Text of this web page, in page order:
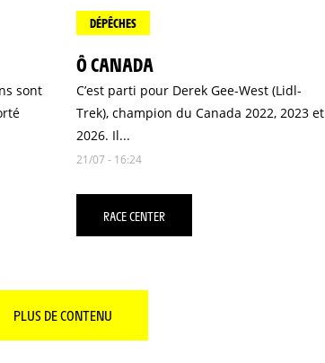
sont
DÉPÊCHES
Ô CANADA
C’est parti pour Derek Gee-West (Lidl-
Trek), champion du Canada 2022, 2023 et
2026. Il...
21/07 - 16:24
RACE CENTER
PLUS DE CONTENU